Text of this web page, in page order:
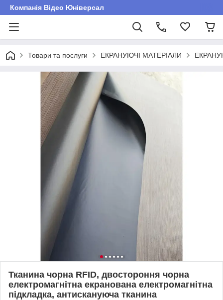
Компанія Відео Юніверсал
Товари та послуги ЕКРАНУЮЧІ МАТЕРІАЛИ
Тканина чорна RFID, двостороння чорна
електромагнітна екранована електромагнітна
підкладка, антискануюча тканина